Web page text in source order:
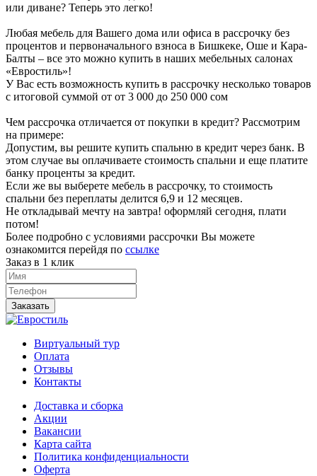
или диване? Теперь это легко!
Любая мебель для Вашего дома или офиса в рассрочку без
процентов и первоначального взноса в Бишкеке, Оше и Кара-
Балты – все это можно купить в наших мебельных салонах
«Евростиль»!
У Вас есть возможность купить в рассрочку несколько товаров
с итоговой суммой от от 3 000 до 250 000 сом
Чем рассрочка отличается от покупки в кредит? Рассмотрим
на примере:
Допустим, вы решите купить спальню в кредит через банк. В
этом случае вы оплачиваете стоимость спальни и еще платите
банку проценты за кредит.
Если же вы выберете мебель в рассрочку, то стоимость
спальни без переплаты делится 6,9 и 12 месяцев.
Не откладывай мечту на завтра! оформляй сегодня, плати
потом!
Более подробно с условиями рассрочки Вы можете
ознакомится перейдя по ссылке
Заказ в 1 клик
Заказать
Виртуальный тур
Оплата
Отзывы
Контакты
Доставка и сборка
Акции
Вакансии
Карта сайта
Политика конфиденциальности
Оферта